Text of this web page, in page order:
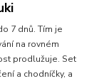
7 dnů. Tím je
na rovném
prodlužuje. Set
a chodníčky, a